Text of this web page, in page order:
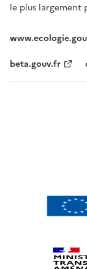
le plus largement
beta.gouv.fr